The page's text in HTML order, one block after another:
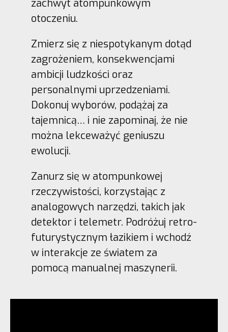
zachwyt atompunkowym
otoczeniu.
Zmierz się z niespotykanym dotąd
zagrożeniem, konsekwencjami
ambicji ludzkości oraz
personalnymi uprzedzeniami.
Dokonuj wyborów, podążaj za
tajemnicą… i nie zapominaj, że nie
można lekceważyć geniuszu
ewolucji.
Zanurz się w atompunkowej
rzeczywistości, korzystając z
analogowych narzędzi, takich jak
detektor i telemetr. Podróżuj retro-
futurystycznym łazikiem i wchodź
w interakcje ze światem za
pomocą manualnej maszynerii.